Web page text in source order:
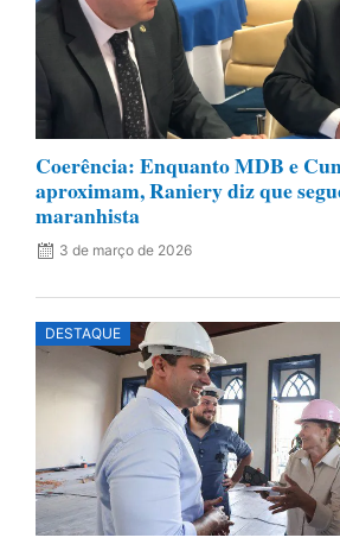
Coerência: Enquanto MDB e
aproximam, Raniery diz que
maranhista
3 de março de 2026
DESTAQUE